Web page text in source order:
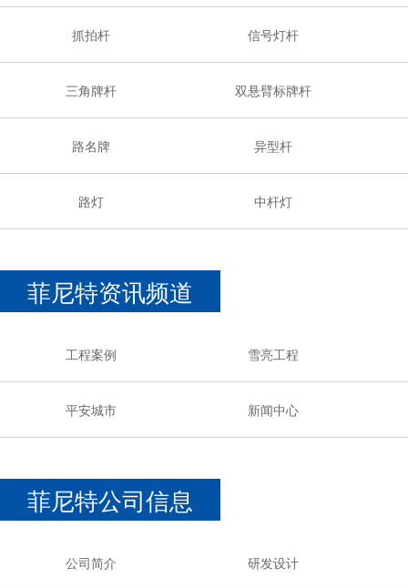
抓拍杆 信号灯杆
三角牌杆 双悬臂标牌杆
路名牌 异型杆
路灯 中杆灯
菲尼特资讯频道
工程案例 雪亮工程
平安城市 新闻中心
菲尼特公司信息
公司简介 研发设计